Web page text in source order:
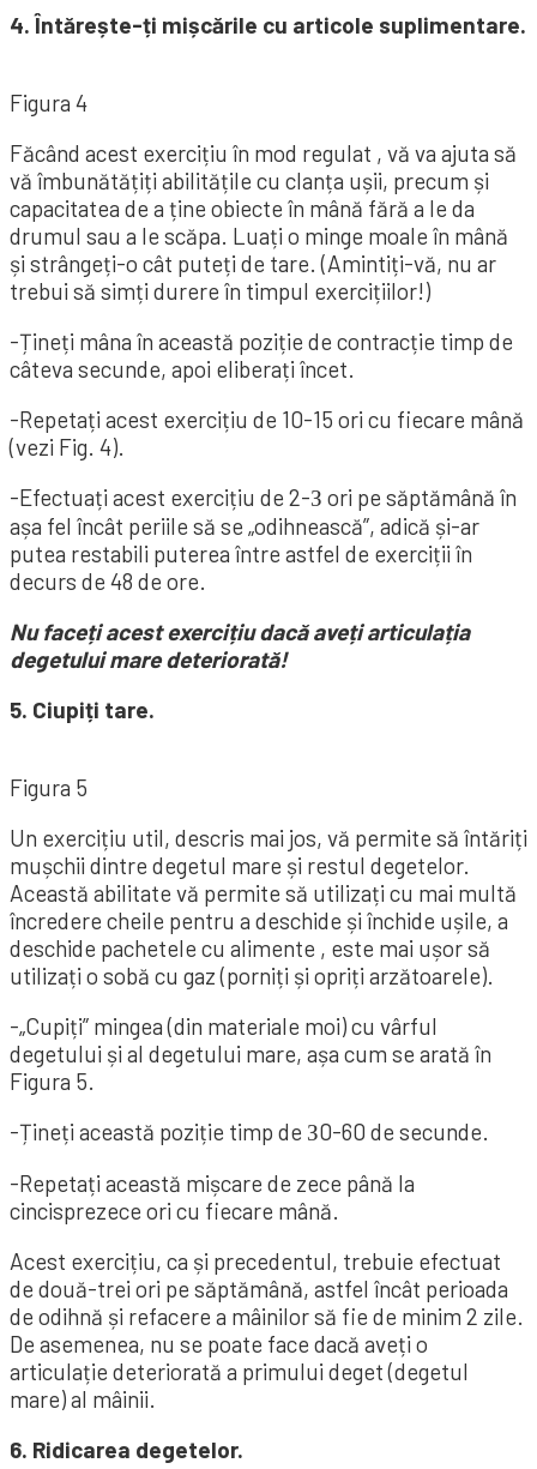
4. Întărește-ți mișcările cu articole suplimentare.
Figura 4
Făcând acest exercițiu în mod regulat , vă va ajuta să
vă îmbunătățiți abilitățile cu clanța ușii, precum și
capacitatea de a ține obiecte în mână fără a le da
drumul sau a le scăpa. Luați o minge moale în mână
și strângeți-o cât puteți de tare. (Amintiți-vă, nu ar
trebui să simți durere în timpul exercițiilor!)
-Țineți mâna în această poziție de contracție timp de
câteva secunde, apoi eliberați încet.
-Repetați acest exercițiu de 10-15 ori cu fiecare mână
(vezi Fig. 4).
-Efectuați acest exercițiu de 2-З ori pe săptămână în
așa fel încât periile să se „odihnească”, adică și-ar
putea restabili puterea între astfel de exerciții în
decurs de 48 de ore.
Nu faceți acest exercițiu dacă aveți articulația
degetului mare deteriorată!
5. Ciupiți tare.
Figura 5
Un exercițiu util, descris mai jos, vă permite să întăriți
mușchii dintre degetul mare și restul degetelor.
Această abilitate vă permite să utilizați cu mai multă
încredere cheile pentru a deschide și închide ușile, a
deschide pachetele cu alimente , este mai ușor să
utilizați o sobă cu gaz (porniți și opriți arzătoarele).
-„Cupiți” mingea (din materiale moi) cu vârful
degetului și al degetului mare, așa cum se arată în
Figura 5.
-Țineți această poziție timp de З0-60 de secunde.
-Repetați această mișcare de zece până la
cincisprezece ori cu fiecare mână.
Acest exercițiu, ca și precedentul, trebuie efectuat
de două-trei ori pe săptămână, astfel încât perioada
de odihnă și refacere a mâinilor să fie de minim 2 zile.
De asemenea, nu se poate face dacă aveți o
articulație deteriorată a primului deget (degetul
mare) al mâinii.
6. Ridicarea degetelor.